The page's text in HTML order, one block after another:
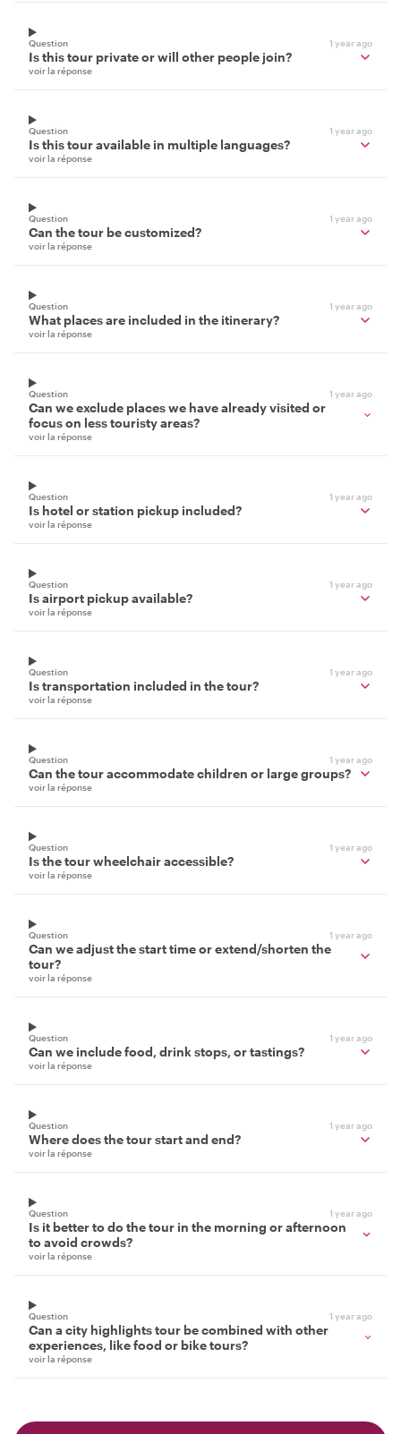
Question 1 year ago
Is this tour private or will other people join?
voir la réponse
Question 1 year ago
Is this tour available in multiple languages?
voir la réponse
Question 1 year ago
Can the tour be customized?
voir la réponse
Question 1 year ago
What places are included in the itinerary?
voir la réponse
Question 1 year ago
Can we exclude places we have already visited or
focus on less touristy areas?
voir la réponse
Question 1 year ago
Is hotel or station pickup included?
voir la réponse
Question 1 year ago
Is airport pickup available?
voir la réponse
Question 1 year ago
Is transportation included in the tour?
voir la réponse
Question 1 year ago
Can the tour accommodate children or large groups?
voir la réponse
Question 1 year ago
Is the tour wheelchair accessible?
voir la réponse
Question 1 year ago
Can we adjust the start time or extend/shorten the
tour?
voir la réponse
Question 1 year ago
Can we include food, drink stops, or tastings?
voir la réponse
Question 1 year ago
Where does the tour start and end?
voir la réponse
Question 1 year ago
Is it better to do the tour in the morning or afternoon
to avoid crowds?
voir la réponse
Question 1 year ago
Can a city highlights tour be combined with other
experiences, like food or bike tours?
voir la réponse